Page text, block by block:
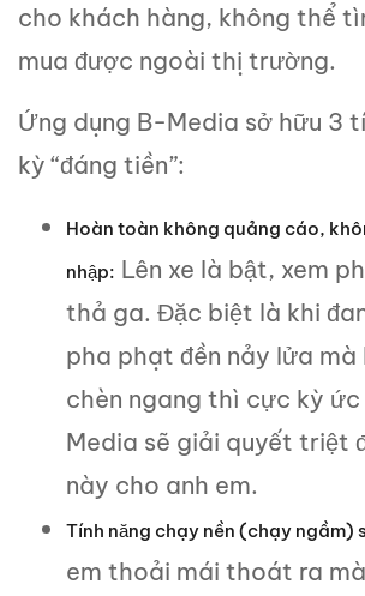
cho khách hàng, không thể
mua được ngoài thị trường.
Ứng dụng B-Media sở hữu 3
kỳ “đáng tiền”:
Hoàn toàn không quảng cáo,
nhập: Lên xe là bật, xem
thả ga. Đặc biệt là khi
pha phạt đền nảy lửa mà
chèn ngang thì cực kỳ
Media sẽ giải quyết triệt
này cho anh em.
Tính năng chạy nền (chạy ngầm)
em thoải mái thoát ra